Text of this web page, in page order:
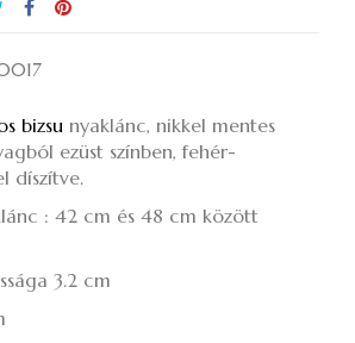
bizsu nyaklánc, nikkel mentes
ezüst színben, fehér-
díszítve.
: 42 cm és 48 cm között
3.2 cm